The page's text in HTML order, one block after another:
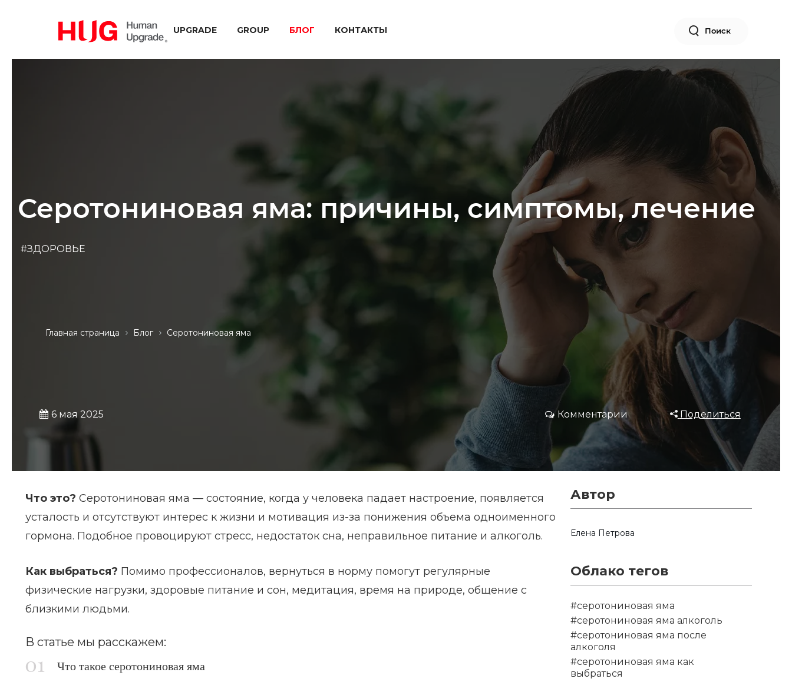
UPGRADE GROUP БЛОГ КОНТАКТЫ Поиск
Главная страница Блог Серотониновая яма
Серотониновая яма: причины, симптомы, лечение
#ЗДОРОВЬЕ
6 мая 2025 Комментарии Поделиться
Что это? Серотониновая яма — состояние, когда у человека падает настроение, появляется
усталость и отсутствуют интерес к жизни и мотивация из-за понижения объема одноименного
гормона. Подобное провоцируют стресс, недостаток сна, неправильное питание и алкоголь.
Как выбраться? Помимо профессионалов, вернуться в норму помогут регулярные
физические нагрузки, здоровые питание и сон, медитация, время на природе, общение с
близкими людьми.
В статье мы расскажем:
Что такое серотониновая яма
Автор
Елена Петрова
Облако тегов
#серотониновая яма
#серотониновая яма алкоголь
#серотониновая яма после
алкоголя
#серотониновая яма как
выбраться